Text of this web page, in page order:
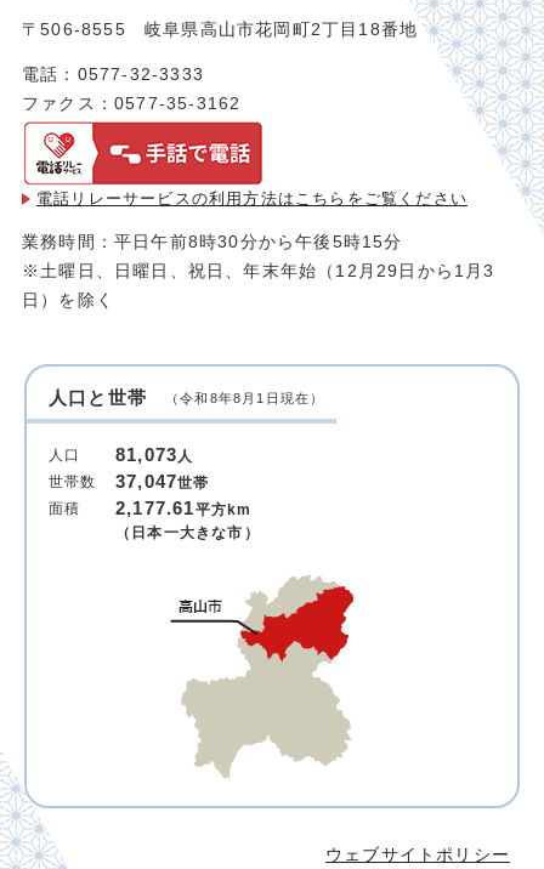
〒506-8555 岐阜県高山市花岡町2丁目18番地
電話：0577-32-3333
ファクス：0577-35-3162
電話リレーサービスの利用方法は こちらをご覧ください
業務時間：平日午前8時30分から午後5時15分
※土曜日、日曜日、祝日、年末年始（12月29日から1月3
日）を除く
人口と世帯 （令和8年8月1日現在）
人口 81,073人
世帯数
37,047世帯
面積
2,177.61平方km
（日本一大きな市）
ウェブサイトポリシー